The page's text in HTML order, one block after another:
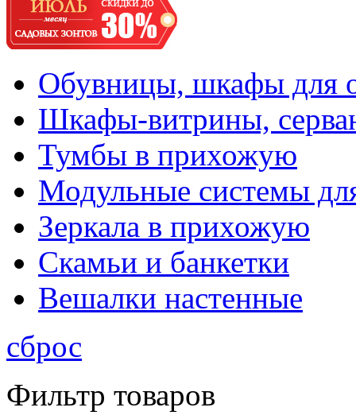
Обувницы, шкафы для
Шкафы-витрины,
Тумбы в прихожую
Модульные системы
Зеркала в прихожую
Скамьи и банкетки
Вешалки настенные
сброс
Фильтр товаров